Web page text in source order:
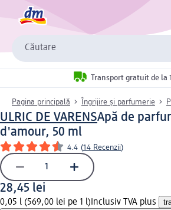
Căutare
Transport gratuit de la
Pagina principală Îngrijire și parfumerie
ULRIC DE VARENSApă de
d'amour, 50 ml
4.4 (14 Recenzii)
28,45 lei
0,05 l (569,00 lei pe 1 l) Inclusiv TVA plus